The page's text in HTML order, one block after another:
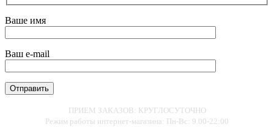
Ваше имя
Ваш e-mail
ПРИЕМ ЗАКАЗОВ: КРУГЛОСУТОЧНО
Режим работы интернет-магазина: Пн-Вс: 9.00-22:00